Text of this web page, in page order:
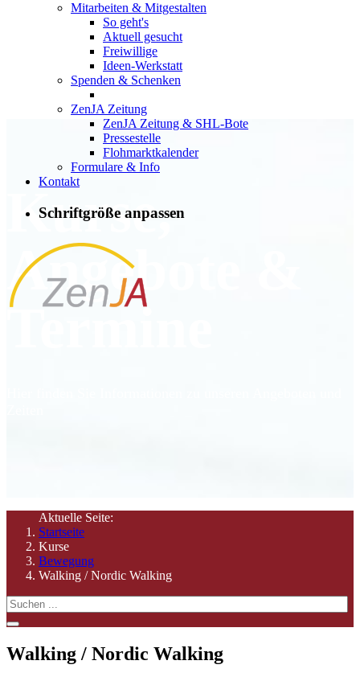
Mitarbeiten & Mitgestalten
So geht's
Aktuell gesucht
Freiwillige
Ideen-Werkstatt
Spenden & Schenken
ZenJA Zeitung
ZenJA Zeitung & SHL-Bote
Pressestelle
Flohmarktkalender
Formulare & Info
Kontakt
Schriftgröße anpassen
Kurse,
Angebote &
Termine
Aktuelle Seite:
Startseite
Kurse
Bewegung
Walking / Nordic Walking
Walking / Nordic Walking